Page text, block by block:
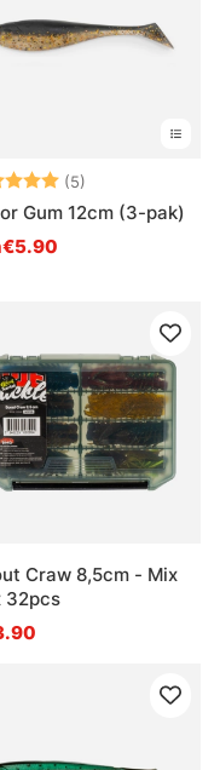
(5)
Gum 12cm (3-pak)
Craw 8,5cm - Mix
32pcs